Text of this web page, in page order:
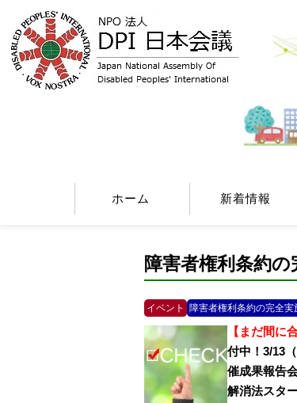
ホーム 新着情報
障害者権利条約の
イベント 障害者権利条約の完全実
【まだ間に
付中！3/13
催成果報告
解消法スタ